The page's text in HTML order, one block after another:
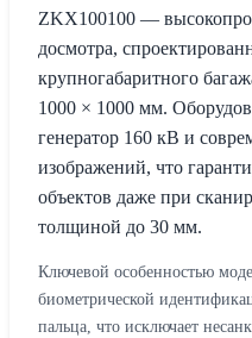
ZKX100100 —
досмотра,
крупногабаритного
1000 × 1000 мм.
генератор 160 кВ и
изображений, что
объектов даже при
толщиной до 30 мм.
Ключевой особенностью
биометрической
пальца, что исключает